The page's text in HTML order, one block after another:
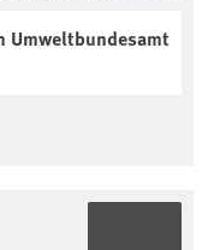
Umweltbundesamt